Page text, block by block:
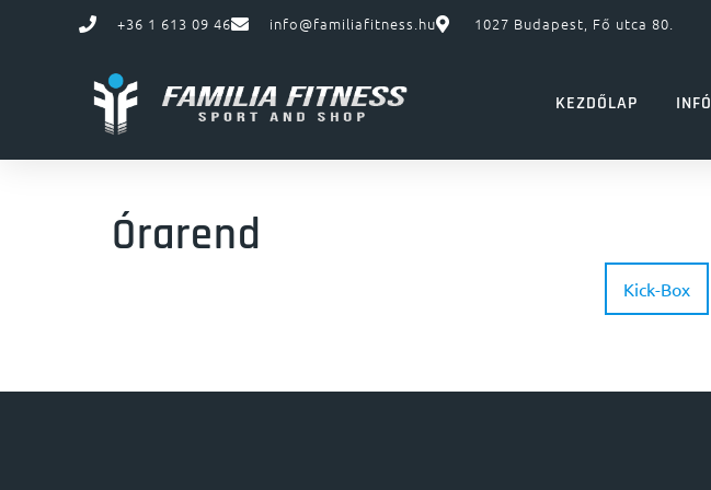
+36 1 613 09 46 info@familiafitness.hu 1027 Budapest, Fő utca 80.
KEZDŐLAP INFÓ
Órarend
Kick-Box